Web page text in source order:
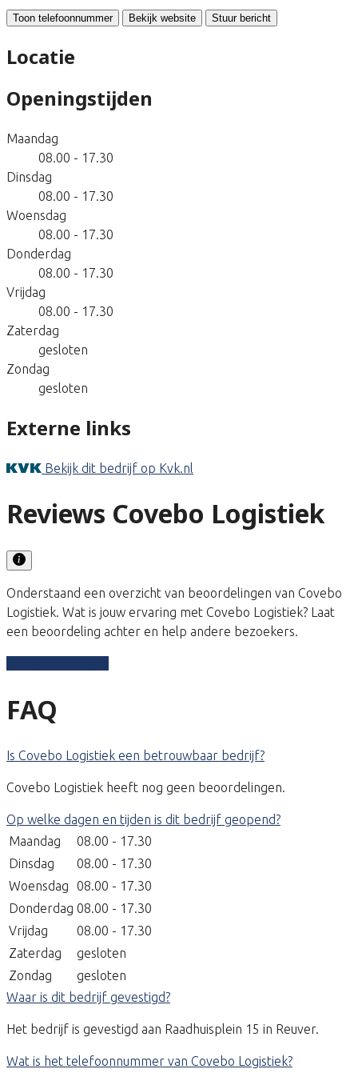
Toon telefoonnummer Bekijk website Stuur bericht
Locatie
Openingstijden
Maandag
08.00 - 17.30
Dinsdag
08.00 - 17.30
Woensdag
08.00 - 17.30
Donderdag
08.00 - 17.30
Vrijdag
08.00 - 17.30
Zaterdag
gesloten
Zondag
gesloten
Externe links
Bekijk dit bedrijf op Kvk.nl
Reviews Covebo Logistiek
Onderstaand een overzicht van beoordelingen van Covebo
Logistiek. Wat is jouw ervaring met Covebo Logistiek? Laat
een beoordeling achter en help andere bezoekers.
FAQ
Is Covebo Logistiek een betrouwbaar bedrijf?
Covebo Logistiek heeft nog geen beoordelingen.
Op welke dagen en tijden is dit bedrijf geopend?
Maandag
08.00 - 17.30
Dinsdag
08.00 - 17.30
Woensdag
08.00 - 17.30
Donderdag 08.00 - 17.30
Vrijdag
08.00 - 17.30
Zaterdag
gesloten
Zondag
gesloten
Waar is dit bedrijf gevestigd?
Het bedrijf is gevestigd aan Raadhuisplein 15 in Reuver.
Wat is het telefoonnummer van Covebo Logistiek?